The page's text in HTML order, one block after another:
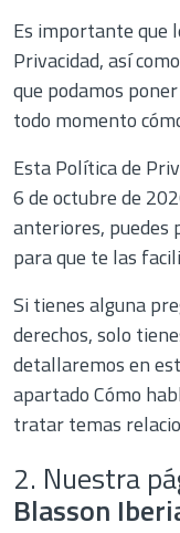
Es importante que
Privacidad, así
que podamos
todo momento
Esta Política de
6 de octubre de
anteriores, puedes
para que te las
Si tienes alguna
derechos, solo
detallaremos en
apartado Cómo
tratar temas
2. Nuestra
Blasson